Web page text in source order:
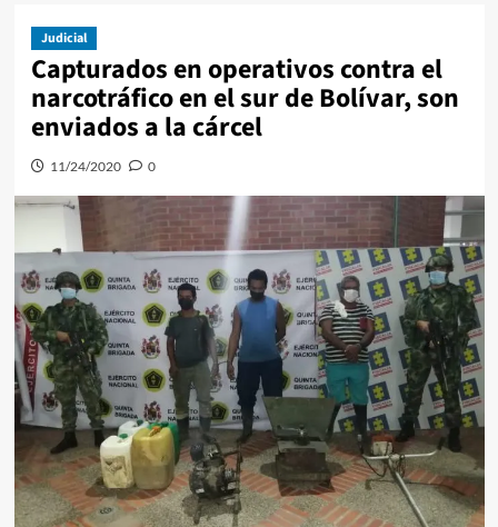
Judicial
Capturados en operativos contra el
narcotráfico en el sur de Bolívar, son
enviados a la cárcel
11/24/2020 0